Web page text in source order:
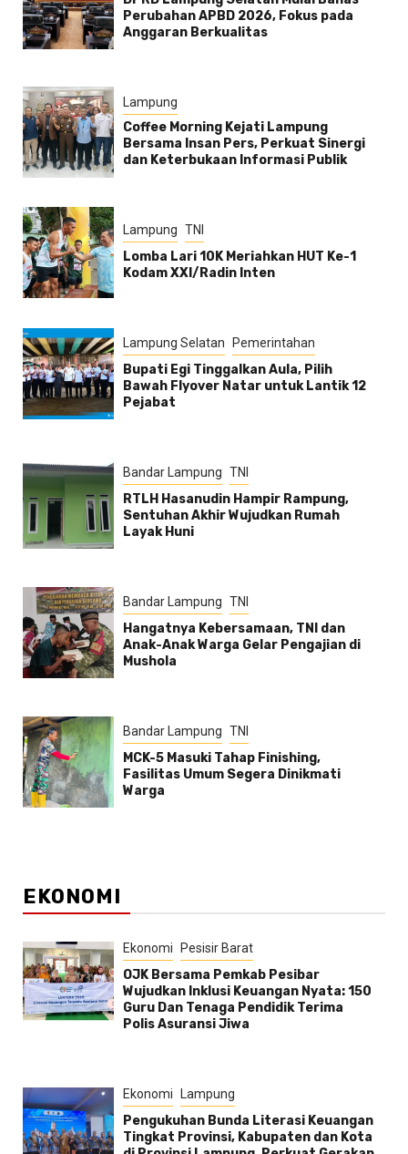
Perubahan APBD 2026, Fokus pada
Anggaran Berkualitas
Lampung
Coffee Morning Kejati Lampung
Bersama Insan Pers, Perkuat Sinergi
dan Keterbukaan Informasi Publik
Lampung TNI
Lomba Lari 10K Meriahkan HUT Ke-1
Kodam XXI/Radin Inten
Lampung Selatan Pemerintahan
Bupati Egi Tinggalkan Aula, Pilih
Bawah Flyover Natar untuk Lantik 12
Pejabat
Bandar Lampung TNI
RTLH Hasanudin Hampir Rampung,
Sentuhan Akhir Wujudkan Rumah
Layak Huni
Bandar Lampung TNI
Hangatnya Kebersamaan, TNI dan
Anak-Anak Warga Gelar Pengajian di
Mushola
Bandar Lampung TNI
MCK-5 Masuki Tahap Finishing,
Fasilitas Umum Segera Dinikmati
Warga
EKONOMI
Ekonomi Pesisir Barat
OJK Bersama Pemkab Pesibar
Wujudkan Inklusi Keuangan Nyata: 150
Guru Dan Tenaga Pendidik Terima
Polis Asuransi Jiwa
Ekonomi Lampung
Pengukuhan Bunda Literasi Keuangan
Tingkat Provinsi, Kabupaten dan Kota